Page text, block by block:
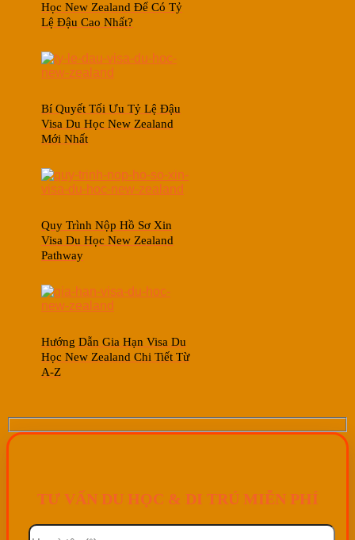
Học New Zealand Để Có Tỷ
Lệ Đậu Cao Nhất?
Bí Quyết Tối Ưu Tỷ Lệ Đậu
Visa Du Học New Zealand
Mới Nhất
Quy Trình Nộp Hồ Sơ Xin
Visa Du Học New Zealand
Pathway
Hướng Dẫn Gia Hạn Visa Du
Học New Zealand Chi Tiết Từ
A-Z
TƯ VẤN DU HỌC & DI TRÚ MIỄN PHÍ